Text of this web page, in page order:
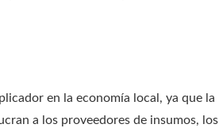
en la economía local, ya que la
a los proveedores de insumos, los